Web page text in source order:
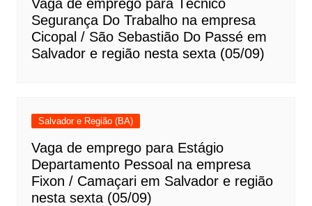
Vaga de emprego para Técnico
Segurança Do Trabalho na empresa
Cicopal / São Sebastião Do Passé em
Salvador e região nesta sexta (05/09)
Salvador e Região (BA)
Vaga de emprego para Estágio
Departamento Pessoal na empresa
Fixon / Camaçari em Salvador e região
nesta sexta (05/09)